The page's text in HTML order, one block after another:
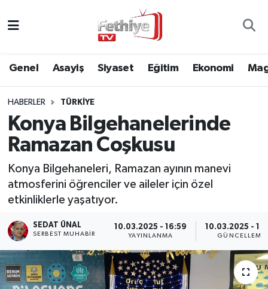
Genel Asayiş Siyaset Eğitim Ekonomi
HABERLER TÜRKIYE
Konya Bilgehanelerinde
Ramazan Coşkusu
Konya Bilgehaneleri, Ramazan ayının manevi
atmosferini öğrenciler ve aileler için özel
etkinliklerle yaşatıyor.
SEDAT ÜNAL
SERBEST MUHABIR
10.03.2025 - 16:59
YAYINLANMA
10.03.2025 -
GÜNCELLEME
Asayiş
Eğitim
Ekonomi
Kültür
Magazin
Muğla Hava Durumu
Muğla Namaz Vakitleri
Muğla Trafik Yoğunluk Haritası
Süper Lig Puan Durumu ve Fikstür
Tüm Manşetler
Son Dakika Haberleri
Haber Arşivi